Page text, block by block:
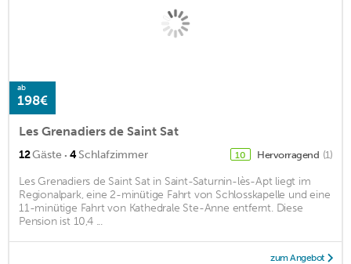
ab
198€
Les Grenadiers de Saint Sat
12Gäste · 4Schlafzimmer 10 Hervorragend (1)
Les Grenadiers de Saint Sat in Saint-Saturnin-lès-Apt liegt im
Regionalpark, eine 2-minütige Fahrt von Schlosskapelle und eine
11-minütige Fahrt von Kathedrale Ste-Anne entfernt. Diese
Pension ist 10,4 ...
zum Angebot